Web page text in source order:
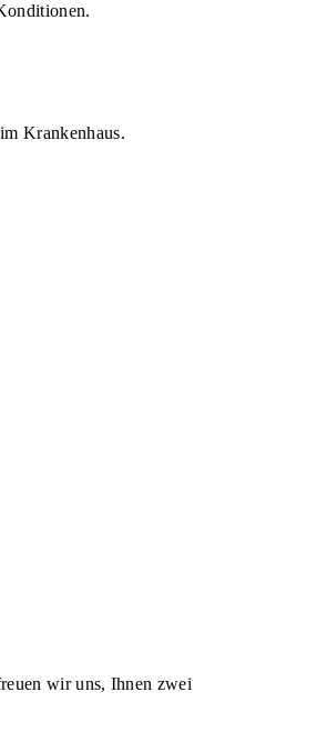
Krankenhaus.
wir uns, Ihnen zwei